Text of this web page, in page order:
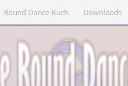
Round Dance Buch Downloads